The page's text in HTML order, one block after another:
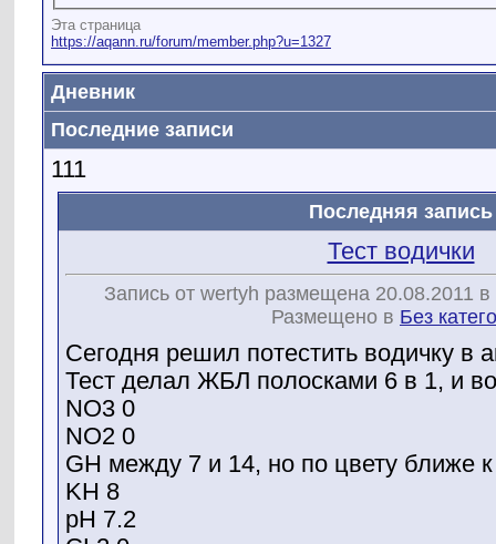
Эта страница
https://aqann.ru/forum/member.php?u=1327
Дневник
Последние записи
111
Последняя запись
Тест водички
Запись от wertyh размещена 20.08.2011 в
Размещено в Без
Сегодня решил потестить водичку в
Тест делал ЖБЛ полосками 6 в 1, и
NO3 0
NO2 0
GH между 7 и 14, но по цвету ближе
KH 8
pH 7.2